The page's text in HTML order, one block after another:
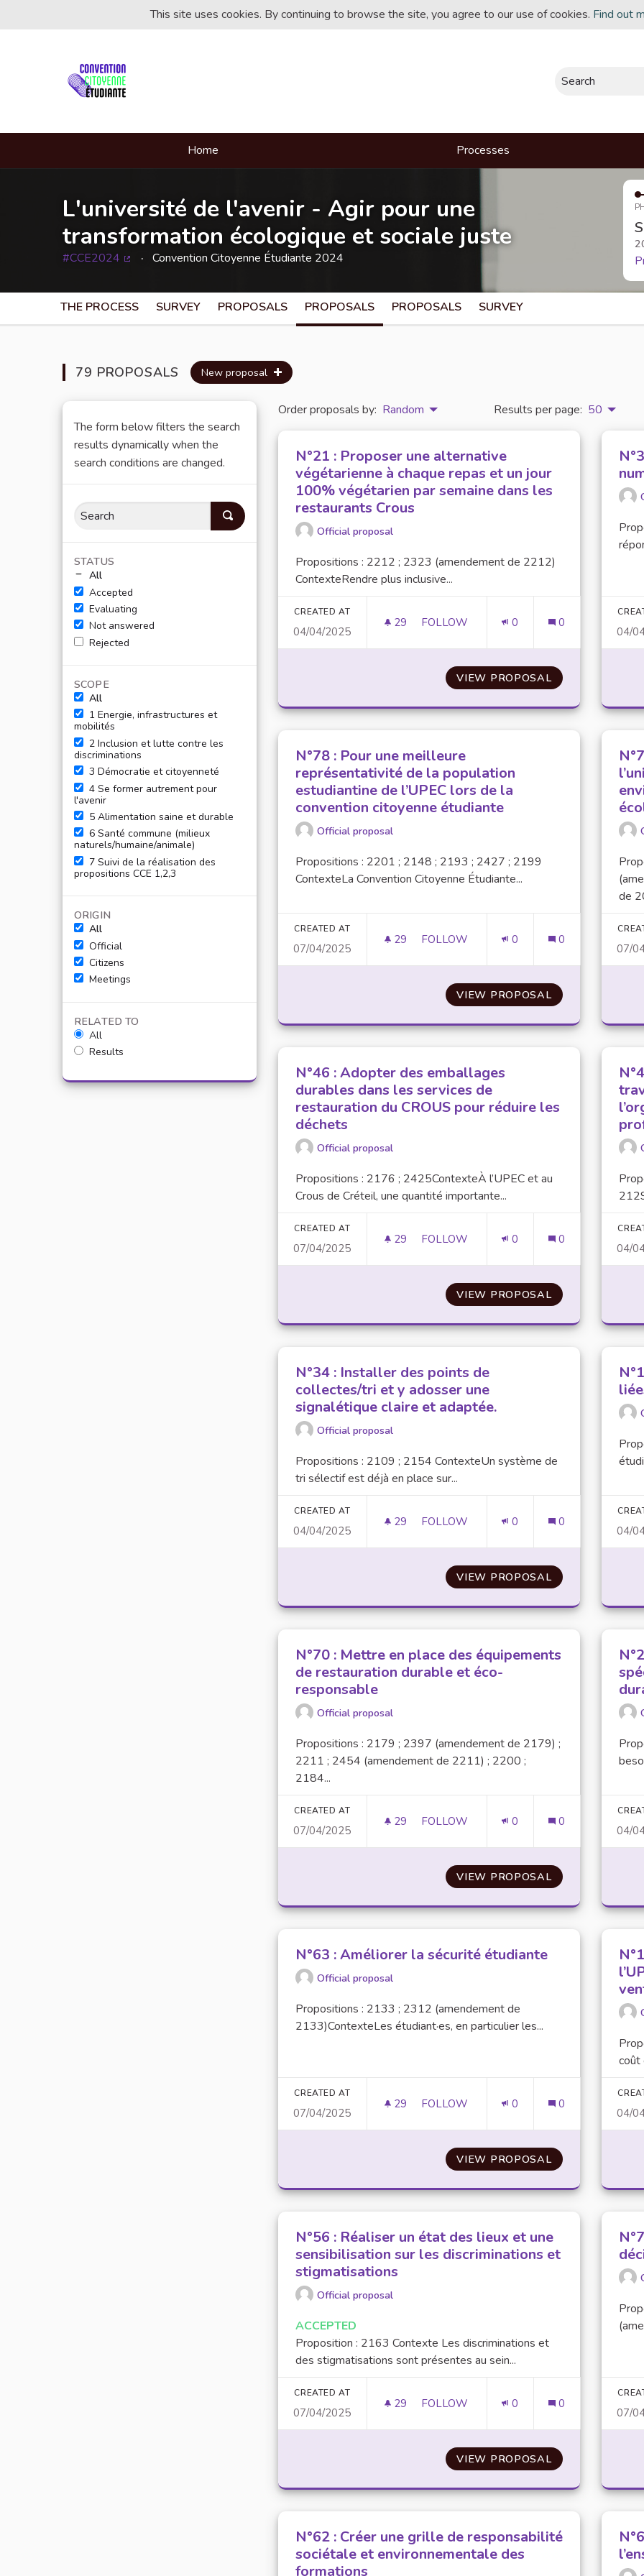
This site uses cookies. By continuing to browse the site, you agree to our use of cookies. Find out
Search
Home Processes
L'université de l'avenir - Agir pour une
transformation écologique et sociale juste
#CCE2024 Convention Citoyenne Étudiante 2024
THE PROCESS SURVEY PROPOSALS PROPOSALS PROPOSALS SURVEY
79 PROPOSALS New proposal
The form below filters the search
results dynamically when the
search conditions are changed.
STATUS
All
Accepted
Evaluating
Not answered
Rejected
SCOPE
All
1 Energie, infrastructures et
mobilités
2 Inclusion et lutte contre les
discriminations
3 Démocratie et citoyenneté
4 Se former autrement pour
l'avenir
5 Alimentation saine et durable
6 Santé commune (milieux
naturels/humaine/animale)
7 Suivi de la réalisation des
propositions CCE 1,2,3
ORIGIN
All
Official
Citizens
Meetings
RELATED TO
All
Results
Order proposals by: Random Results per page: 50
N°21 : Proposer une alternative
végétarienne à chaque repas et un jour
100% végétarien par semaine dans les
restaurants Crous
Official proposal
Propositions : 2212 ; 2323 (amendement de 2212)
ContexteRendre plus inclusive...
CREATED AT
04/04/2025
29 29 FOLLOWERS
FOLLOW
N°21 : PROPOSER UNE ALTERNATIVE
0 0
VIEW PROPOSALN°21 :
04/
N°78 : Pour une meilleure
représentativité de la population
estudiantine de l’UPEC lors de la
convention citoyenne étudiante
Official proposal
Propositions : 2201 ; 2148 ; 2193 ; 2427 ; 2199
ContexteLa Convention Citoyenne Étudiante...
CREATED AT
07/04/2025
29 29 FOLLOWERS
FOLLOW
N°78 : POUR UNE MEILLEURE
0 0
VIEW PROPOSALN°78 : POUR
de
07/
N°46 : Adopter des emballages
durables dans les services de
restauration du CROUS pour réduire les
déchets
Official proposal
Propositions : 2176 ; 2425ContexteÀ l’UPEC et au
Crous de Créteil, une quantité importante...
CREATED AT
07/04/2025
29 29 FOLLOWERS
FOLLOW
N°46 : ADOPTER DES EMBALLAGES
0 0
VIEW PROPOSALN°46 :
04/
N°34 : Installer des points de
collectes/tri et y adosser une
signalétique claire et adaptée.
Official proposal
Propositions : 2109 ; 2154 ContexteUn système de
tri sélectif est déjà en place sur...
CREATED AT
04/04/2025
29 29 FOLLOWERS
FOLLOW
N°34 : INSTALLER DES POINTS DE
0 0
VIEW PROPOSALN°34 :
04/
N°70 : Mettre en place des équipements
de restauration durable et éco-
responsable
Official proposal
Propositions : 2179 ; 2397 (amendement de 2179) ;
2211 ; 2454 (amendement de 2211) ; 2200 ;
2184...
CREATED AT
07/04/2025
29 29 FOLLOWERS
FOLLOW
N°70 : METTRE EN PLACE DES
0 0
VIEW PROPOSALN°70 : METTRE
04/
N°63 : Améliorer la sécurité étudiante
Official proposal
Propositions : 2133 ; 2312 (amendement de
2133)ContexteLes étudiant·es, en particulier les...
CREATED AT
07/04/2025
29 29 FOLLOWERS
FOLLOW
N°63 : AMÉLIORER LA SÉCURITÉ
0 0
VIEW PROPOSALN°63 :
coût
04/
N°56 : Réaliser un état des lieux et une
sensibilisation sur les discriminations et
stigmatisations
Official proposal
ACCEPTED
Proposition : 2163 Contexte Les discriminations et
des stigmatisations sont présentes au sein...
CREATED AT
07/04/2025
29 29 FOLLOWERS
FOLLOW
N°56 : RÉALISER UN ÉTAT DES LIEUX ET
0 0
VIEW PROPOSALN°56 :
07/
N°62 : Créer une grille de responsabilité
sociétale et environnementale des
formations